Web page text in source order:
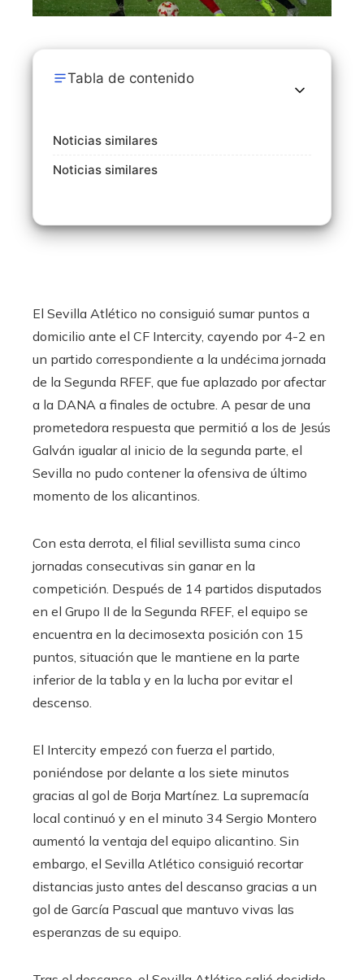
Tabla de contenido
Noticias similares
Noticias similares
El Sevilla Atlético no consiguió sumar puntos a
domicilio ante el CF Intercity, cayendo por 4-2 en
un partido correspondiente a la undécima jornada
de la Segunda RFEF, que fue aplazado por afectar
a la DANA a finales de octubre. A pesar de una
prometedora respuesta que permitió a los de Jesús
Galván igualar al inicio de la segunda parte, el
Sevilla no pudo contener la ofensiva de último
momento de los alicantinos.
Con esta derrota, el filial sevillista suma cinco
jornadas consecutivas sin ganar en la
competición. Después de 14 partidos disputados
en el Grupo II de la Segunda RFEF, el equipo se
encuentra en la decimosexta posición con 15
puntos, situación que le mantiene en la parte
inferior de la tabla y en la lucha por evitar el
descenso.
El Intercity empezó con fuerza el partido,
poniéndose por delante a los siete minutos
gracias al gol de Borja Martínez. La supremacía
local continuó y en el minuto 34 Sergio Montero
aumentó la ventaja del equipo alicantino. Sin
embargo, el Sevilla Atlético consiguió recortar
distancias justo antes del descanso gracias a un
gol de García Pascual que mantuvo vivas las
esperanzas de su equipo.